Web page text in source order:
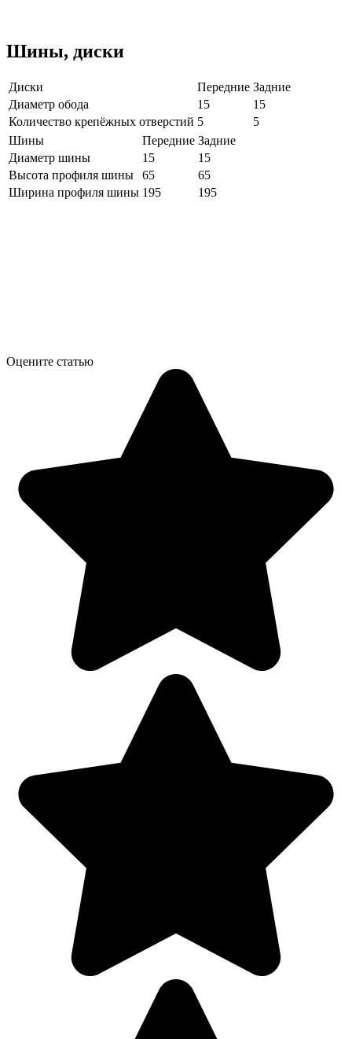
Шины, диски
Диски Передние Задние
Диаметр обода
15
15
Количество крепёжных отверстий 5
5
Шины
Передние Задние
Диаметр шины
15
15
Высота профиля шины
65
65
Ширина профиля шины 195 195
Оцените статью